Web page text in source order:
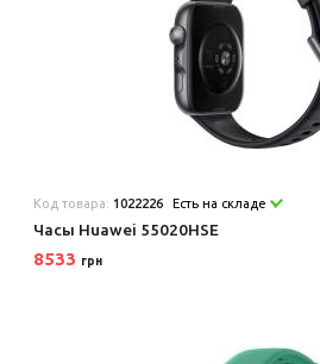
Код товара: 1022226 Есть на складе
Часы Huawei 55020HSE
8533 грн